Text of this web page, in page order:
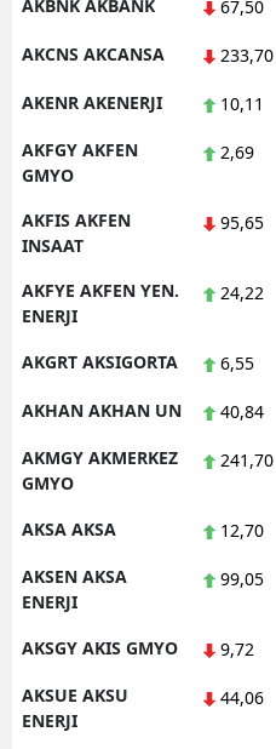
AKBNK AKBANK 67,50
AKCNS AKCANSA 233,70
AKENR AKENERJI 10,11
AKFGY AKFEN
GMYO
2,69
AKFIS AKFEN
INSAAT
95,65
AKFYE AKFEN YEN.
ENERJI
24,22
AKGRT AKSIGORTA 6,55
AKHAN AKHAN UN 40,84
AKMGY AKMERKEZ
GMYO
241,70
AKSA AKSA 12,70
AKSEN AKSA
ENERJI
99,05
AKSGY AKIS GMYO 9,72
AKSUE AKSU
ENERJI
44,06